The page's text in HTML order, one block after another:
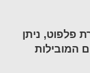
פלפוט, ניתן
המובילות